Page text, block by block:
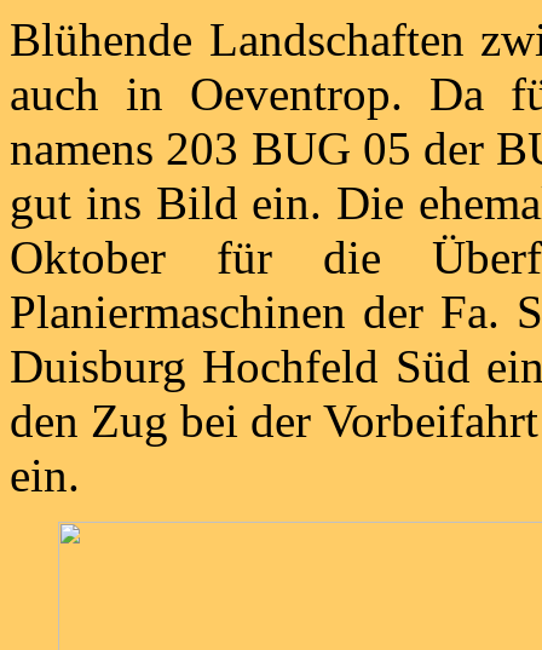
Blühende Landschaften
auch in Oeventrop. Da
namens 203 BUG 05 der
gut ins Bild ein. Die
Oktober für die
Planiermaschinen der Fa.
Duisburg Hochfeld Süd
den Zug bei der
ein.